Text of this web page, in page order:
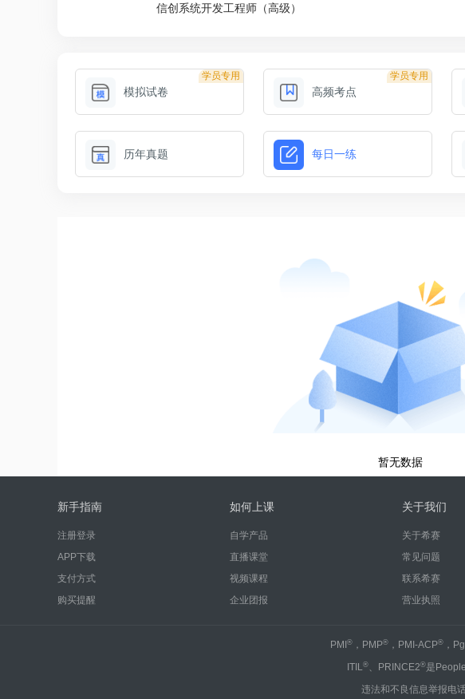
信创系统开发工程师（高级）
学员专用
模拟试卷
学员专用
高频考点
历年真题 每日一练
暂无数据
新手指南
注册登录
APP下载
支付方式
购买提醒
如何上课
自学产品
直播课堂
视频课程
企业团报
关于我们
关于希赛
常见问题
联系希赛
营业执照
PMI ®，PMP®，PMI-ACP®，
ITIL®、PRINCE2®是
违法和不良信息举报电